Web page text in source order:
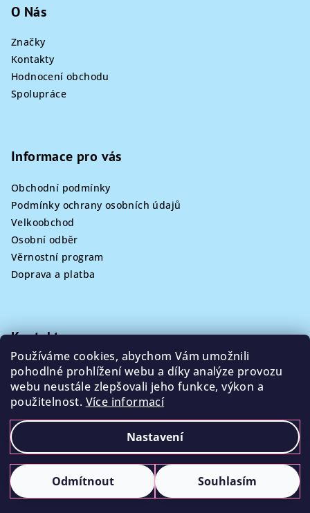
Používáme cookies, abychom Vám umožnili
pohodlné prohlížení webu a díky analýze provozu
webu neustále zlepšovali jeho funkce, výkon a
použitelnost. Více informací
Nastavení
Odmítnout Souhlasím
O Nás
Značky
Kontakty
Hodnocení obchodu
Spolupráce
Informace pro vás
Obchodní podmínky
Podmínky ochrany osobních údajů
Velkoobchod
Osobní odběr
Věrnostní program
Doprava a platba
Kontakt
info@poklizeno.cz
Copyright 2026Poklizeno.cz. Všechna práva vyhrazena.
Vytvořil Shoptet
Sleva 100 Kč na
první nákup?🩵
ANO NE